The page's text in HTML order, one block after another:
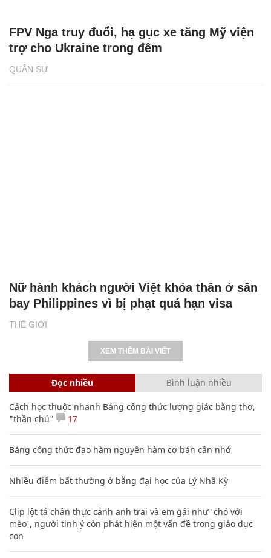
QUÂN SỰ
FPV Nga truy đuổi, hạ gục xe tăng Mỹ viện
trợ cho Ukraine trong đêm
THẾ GIỚI
Nữ hành khách người Việt khỏa thân ở sân
bay Philippines vì bị phạt quá hạn visa
XEM THÊM BÀI VIẾT
Đọc nhiều Bình luận nhiều
Cách học thuộc nhanh Bảng công thức lượng giác bằng thơ,
"thần chú"
17
Bảng công thức đạo hàm nguyên hàm cơ bản cần nhớ
Nhiều điểm bất thường ở bằng đại học của Lý Nhã Kỳ
Clip lột tả chân thực cảnh anh trai và em gái như 'chó với
mèo', người tinh ý còn phát hiện một vấn đề trong giáo dục
con